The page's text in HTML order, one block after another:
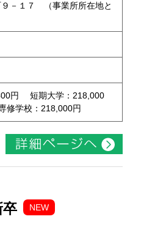
－１７ （事業所所在地と
円 短期大学：218,000
学校：218,000円
NEW